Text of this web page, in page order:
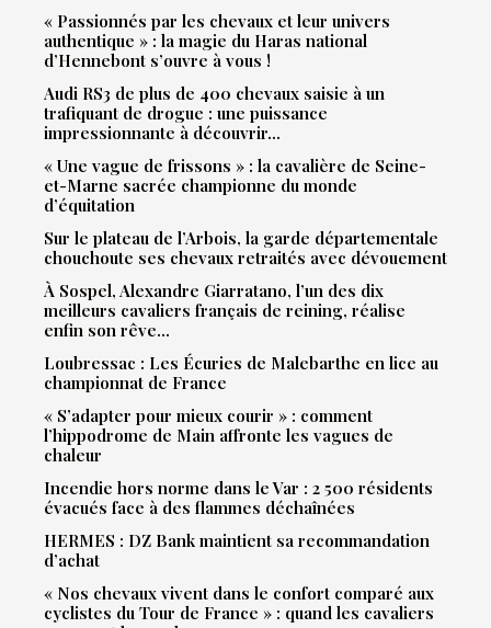
« Passionnés par les chevaux et leur univers
authentique » : la magie du Haras national
d’Hennebont s’ouvre à vous !
Audi RS3 de plus de 400 chevaux saisie à un
trafiquant de drogue : une puissance
impressionnante à découvrir…
« Une vague de frissons » : la cavalière de Seine-
et-Marne sacrée championne du monde
d’équitation
Sur le plateau de l’Arbois, la garde départementale
chouchoute ses chevaux retraités avec dévouement
À Sospel, Alexandre Giarratano, l’un des dix
meilleurs cavaliers français de reining, réalise
enfin son rêve…
Loubressac : Les Écuries de Malebarthe en lice au
championnat de France
« S’adapter pour mieux courir » : comment
l’hippodrome de Main affronte les vagues de
chaleur
Incendie hors norme dans le Var : 2 500 résidents
évacués face à des flammes déchaînées
HERMES : DZ Bank maintient sa recommandation
d’achat
« Nos chevaux vivent dans le confort comparé aux
cyclistes du Tour de France » : quand les cavaliers